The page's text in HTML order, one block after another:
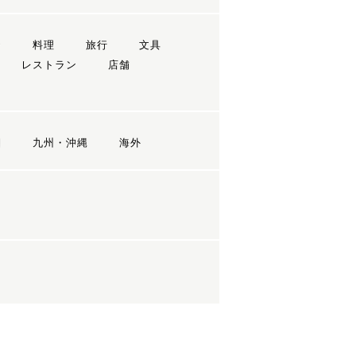
料理 旅行
文具
レストラン
店舗
九州・沖縄 海外